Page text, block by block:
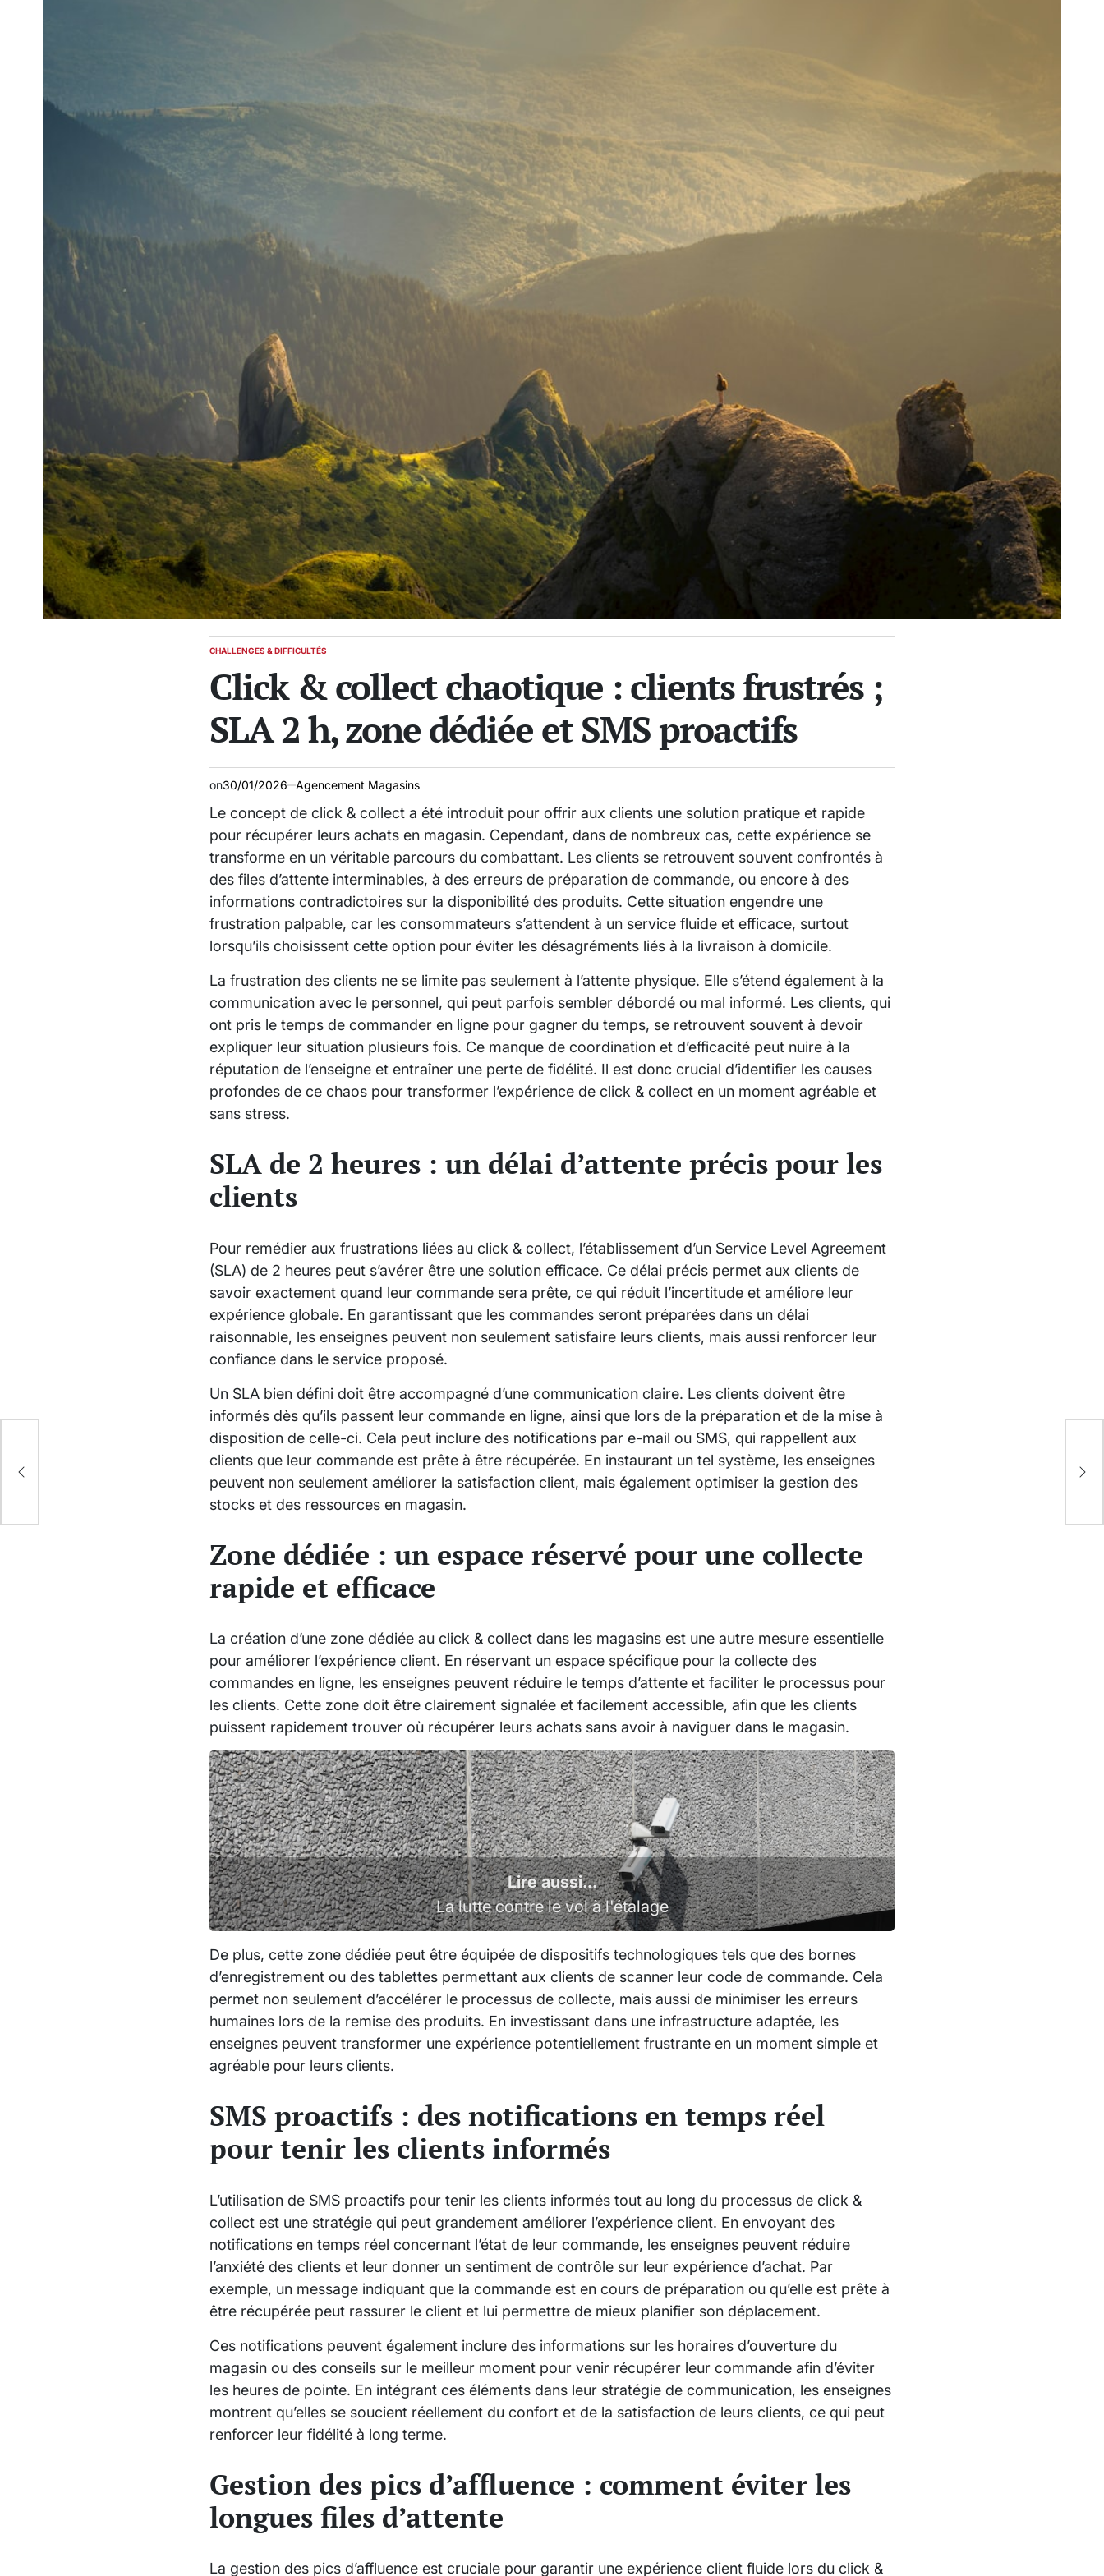
POSTED
CHALLENGES & DIFFICULTÉS
Click & collect chaotique : clients frustrés ;
SLA 2 h, zone dédiée et SMS proactifs
on30/01/2026 Agencement Magasins
Le concept de click & collect a été introduit pour offrir aux clients une solution pratique et rapide
pour récupérer leurs achats en magasin. Cependant, dans de nombreux cas, cette expérience se
transforme en un véritable parcours du combattant. Les clients se retrouvent souvent confrontés à
des files d’attente interminables, à des erreurs de préparation de commande, ou encore à des
informations contradictoires sur la disponibilité des produits. Cette situation engendre une
frustration palpable, car les consommateurs s’attendent à un service fluide et efficace, surtout
lorsqu’ils choisissent cette option pour éviter les désagréments liés à la livraison à domicile.
La frustration des clients ne se limite pas seulement à l’attente physique. Elle s’étend également à la
communication avec le personnel, qui peut parfois sembler débordé ou mal informé. Les clients, qui
ont pris le temps de commander en ligne pour gagner du temps, se retrouvent souvent à devoir
expliquer leur situation plusieurs fois. Ce manque de coordination et d’efficacité peut nuire à la
réputation de l’enseigne et entraîner une perte de fidélité. Il est donc crucial d’identifier les causes
profondes de ce chaos pour transformer l’expérience de click & collect en un moment agréable et
sans stress.
SLA de 2 heures : un délai d’attente précis pour les
clients
Pour remédier aux frustrations liées au click & collect, l’établissement d’un Service Level Agreement
(SLA) de 2 heures peut s’avérer être une solution efficace. Ce délai précis permet aux clients de
savoir exactement quand leur commande sera prête, ce qui réduit l’incertitude et améliore leur
expérience globale. En garantissant que les commandes seront préparées dans un délai
raisonnable, les enseignes peuvent non seulement satisfaire leurs clients, mais aussi renforcer leur
confiance dans le service proposé.
Un SLA bien défini doit être accompagné d’une communication claire. Les clients doivent être
informés dès qu’ils passent leur commande en ligne, ainsi que lors de la préparation et de la mise à
disposition de celle-ci. Cela peut inclure des notifications par e-mail ou SMS, qui rappellent aux
clients que leur commande est prête à être récupérée. En instaurant un tel système, les enseignes
peuvent non seulement améliorer la satisfaction client, mais également optimiser la gestion des
stocks et des ressources en magasin.
Zone dédiée : un espace réservé pour une collecte
rapide et efficace
La création d’une zone dédiée au click & collect dans les magasins est une autre mesure essentielle
pour améliorer l’expérience client. En réservant un espace spécifique pour la collecte des
commandes en ligne, les enseignes peuvent réduire le temps d’attente et faciliter le processus pour
les clients. Cette zone doit être clairement signalée et facilement accessible, afin que les clients
puissent rapidement trouver où récupérer leurs achats sans avoir à naviguer dans le magasin.
Lire aussi...
La lutte contre le vol à l'étalage
De plus, cette zone dédiée peut être équipée de dispositifs technologiques tels que des bornes
d’enregistrement ou des tablettes permettant aux clients de scanner leur code de commande. Cela
permet non seulement d’accélérer le processus de collecte, mais aussi de minimiser les erreurs
humaines lors de la remise des produits. En investissant dans une infrastructure adaptée, les
enseignes peuvent transformer une expérience potentiellement frustrante en un moment simple et
agréable pour leurs clients.
SMS proactifs : des notifications en temps réel
pour tenir les clients informés
L’utilisation de SMS proactifs pour tenir les clients informés tout au long du processus de click &
collect est une stratégie qui peut grandement améliorer l’expérience client. En envoyant des
notifications en temps réel concernant l’état de leur commande, les enseignes peuvent réduire
l’anxiété des clients et leur donner un sentiment de contrôle sur leur expérience d’achat. Par
exemple, un message indiquant que la commande est en cours de préparation ou qu’elle est prête à
être récupérée peut rassurer le client et lui permettre de mieux planifier son déplacement.
Ces notifications peuvent également inclure des informations sur les horaires d’ouverture du
magasin ou des conseils sur le meilleur moment pour venir récupérer leur commande afin d’éviter
les heures de pointe. En intégrant ces éléments dans leur stratégie de communication, les enseignes
montrent qu’elles se soucient réellement du confort et de la satisfaction de leurs clients, ce qui peut
renforcer leur fidélité à long terme.
Gestion des pics d’affluence : comment éviter les
longues files d’attente
La gestion des pics d’affluence est cruciale pour garantir une expérience client fluide lors du click &